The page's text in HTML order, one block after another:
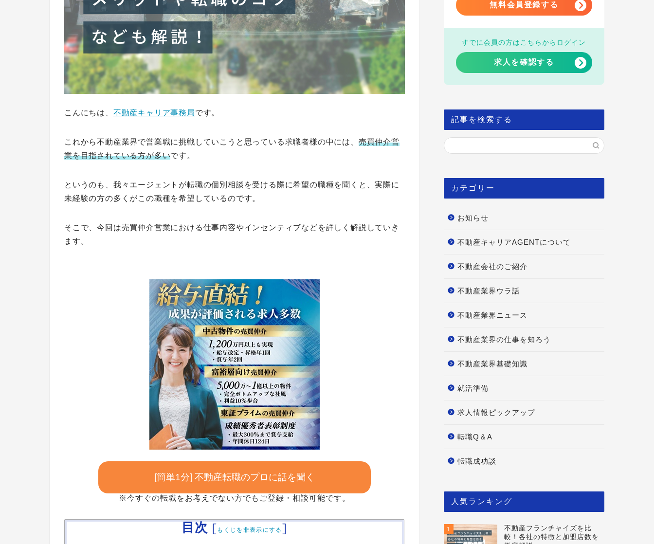
こんにちは、 不動産キャリア事務局です。
これから不動産業界で営業職に挑戦していこうと思っている求職者様の中には、 売買仲介営
業を目指されている方が多いです。
というのも、我々エージェントが転職の個別相談を受ける際に希望の職種を聞くと、実際に
未経験の方の多くがこの職種を希望しているのです。
そこで、今回は売買仲介営業における仕事内容やインセンティブなどを詳しく解説していき
ます。
[簡単1分] 不動産転職のプロに話を聞く
※今すぐの転職をお考えでない方でもご登録・相談可能です。
目次 [ もくじを非表示にする ]
無料会員登録する
すでに会員の方はこちらからログイン
求人を確認する
記事を検索する
カテゴリー
お知らせ
不動産キャリアAGENTについて
不動産会社のご紹介
不動産業界ウラ話
不動産業界ニュース
不動産業界の仕事を知ろう
不動産業界基礎知識
就活準備
求人情報ピックアップ
転職Q＆A
転職成功談
人気ランキング
1
不動産フランチャイズを比
較！各社の特徴と加盟店数を